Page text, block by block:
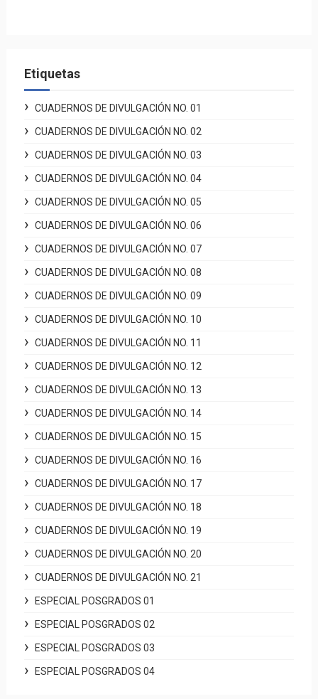
Etiquetas
CUADERNOS DE DIVULGACIÓN NO. 01
CUADERNOS DE DIVULGACIÓN NO. 02
CUADERNOS DE DIVULGACIÓN NO. 03
CUADERNOS DE DIVULGACIÓN NO. 04
CUADERNOS DE DIVULGACIÓN NO. 05
CUADERNOS DE DIVULGACIÓN NO. 06
CUADERNOS DE DIVULGACIÓN NO. 07
CUADERNOS DE DIVULGACIÓN NO. 08
CUADERNOS DE DIVULGACIÓN NO. 09
CUADERNOS DE DIVULGACIÓN NO. 10
CUADERNOS DE DIVULGACIÓN NO. 11
CUADERNOS DE DIVULGACIÓN NO. 12
CUADERNOS DE DIVULGACIÓN NO. 13
CUADERNOS DE DIVULGACIÓN NO. 14
CUADERNOS DE DIVULGACIÓN NO. 15
CUADERNOS DE DIVULGACIÓN NO. 16
CUADERNOS DE DIVULGACIÓN NO. 17
CUADERNOS DE DIVULGACIÓN NO. 18
CUADERNOS DE DIVULGACIÓN NO. 19
CUADERNOS DE DIVULGACIÓN NO. 20
CUADERNOS DE DIVULGACIÓN NO. 21
ESPECIAL POSGRADOS 01
ESPECIAL POSGRADOS 02
ESPECIAL POSGRADOS 03
ESPECIAL POSGRADOS 04